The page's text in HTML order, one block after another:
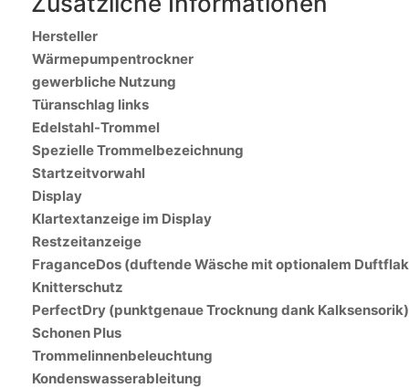
Hersteller
Wärmepumpentrockner
gewerbliche Nutzung
Türanschlag links
Edelstahl-Trommel
Spezielle Trommelbezeichnung
Startzeitvorwahl
Display
Klartextanzeige im Display
Restzeitanzeige
FraganceDos (duftende Wäsche mit optionalem
Knitterschutz
PerfectDry (punktgenaue Trocknung dank Kalksensorik)
Schonen Plus
Trommelinnenbeleuchtung
Kondenswasserableitung